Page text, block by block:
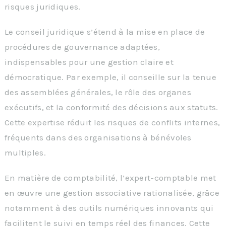
risques juridiques.
Le conseil juridique s’étend à la mise en place de
procédures de gouvernance adaptées,
indispensables pour une gestion claire et
démocratique. Par exemple, il conseille sur la tenue
des assemblées générales, le rôle des organes
exécutifs, et la conformité des décisions aux statuts.
Cette expertise réduit les risques de conflits internes,
fréquents dans des organisations à bénévoles
multiples.
En matière de comptabilité, l’expert-comptable met
en œuvre une gestion associative rationalisée, grâce
notamment à des outils numériques innovants qui
facilitent le suivi en temps réel des finances. Cette